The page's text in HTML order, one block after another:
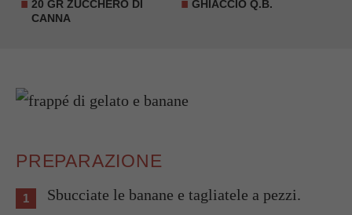
20 GR ZUCCHERO DI
CANNA
GHIACCIO Q.B.
PREPARAZIONE
Sbucciate le banane e tagliatele a pezzi.